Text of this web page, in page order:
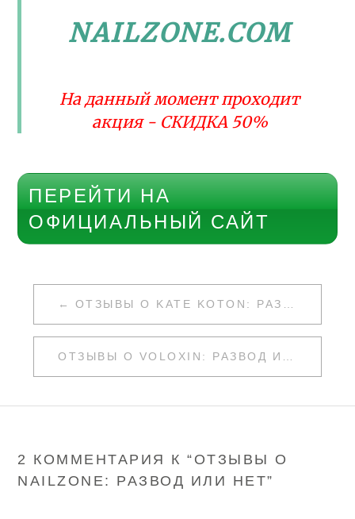
NAILZONE.COM
На данный момент проходит
акция - СКИДКА 50%
ПЕРЕЙТИ НА
ОФИЦИАЛЬНЫЙ САЙТ
НАВИГАЦИЯ
ПО
ЗАПИСЯМ
ОТЗЫВЫ О KATE KOTON: РАЗВОД ИЛИ НЕТ
ОТЗЫВЫ О VOLOXIN: РАЗВОД ИЛИ НЕТ
2 КОММЕНТАРИЯ К “ ОТЗЫВЫ О
NAILZONE: РАЗВОД ИЛИ НЕТ”